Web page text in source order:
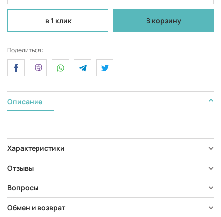
в 1 клик В корзину
Поделиться:
Описание
Характеристики
Отзывы
Вопросы
Обмен и возврат